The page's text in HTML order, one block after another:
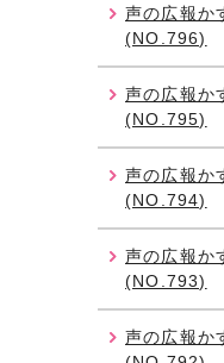
声の広報
(NO.796)
声の広報
(NO.795)
声の広報
(NO.794)
声の広報
(NO.793)
声の広報